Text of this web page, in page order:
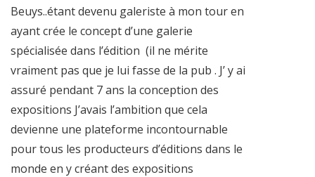
Beuys..étant devenu galeriste à mon tour en
ayant crée le concept d’une galerie
spécialisée dans l’édition (il ne mérite
vraiment pas que je lui fasse de la pub . J’ y ai
assuré pendant 7 ans la conception des
expositions J’avais l’ambition que cela
devienne une plateforme incontournable
pour tous les producteurs d’éditions dans le
monde en y créant des expositions